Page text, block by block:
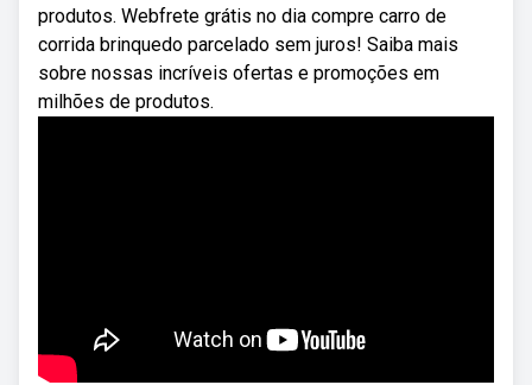
produtos. Webfrete grátis no dia compre carro de
corrida brinquedo parcelado sem juros! Saiba mais
sobre nossas incríveis ofertas e promoções em
milhões de produtos.